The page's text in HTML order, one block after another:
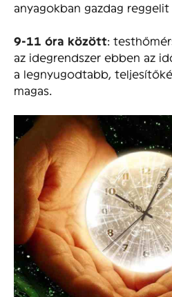
anyagokban gazdag
9-11 óra között:
az idegrendszer ebben az
a legnyugodtabb,
magas.